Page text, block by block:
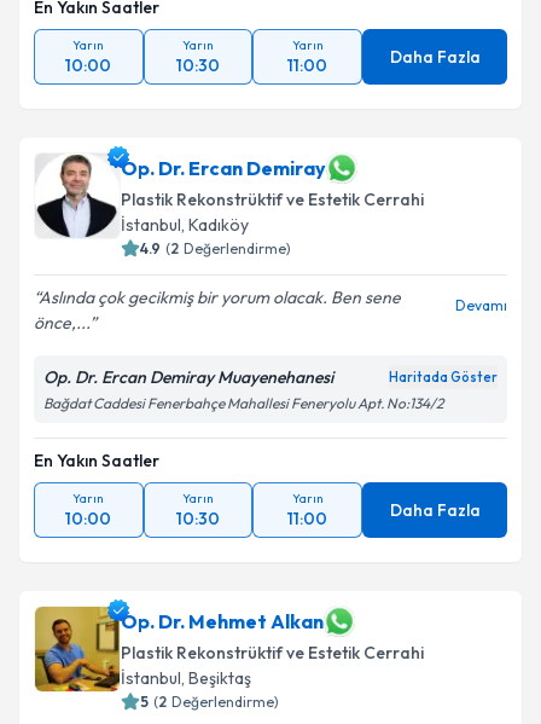
En Yakın Saatler
Yarın
10:00
Yarın
10:30
Yarın
11:00 Daha Fazla
Op. Dr. Ercan Demiray
Plastik Rekonstrüktif ve Estetik Cerrahi
İstanbul, Kadıköy
4.9 (2 Değerlendirme)
Aslında çok gecikmiş bir yorum olacak. Ben sene
önce,...
Devamı
Op. Dr. Ercan Demiray Muayenehanesi Haritada Göster
Bağdat Caddesi Fenerbahçe Mahallesi Feneryolu Apt. No:134/2
En Yakın Saatler
Yarın
10:00
Yarın
10:30
Yarın
11:00 Daha Fazla
Op. Dr. Mehmet Alkan
Plastik Rekonstrüktif ve Estetik Cerrahi
İstanbul, Beşiktaş
5 (2 Değerlendirme)